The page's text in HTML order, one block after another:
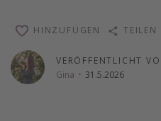
Singlereisen
Strandurlaub
Gruppenreisen
VERÖFFENTLICHT
Gina · 31.5.2026
HINZUFÜGEN TEILEN